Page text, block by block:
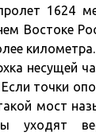
1624
Востоке
несущей
точки
мост
уходят